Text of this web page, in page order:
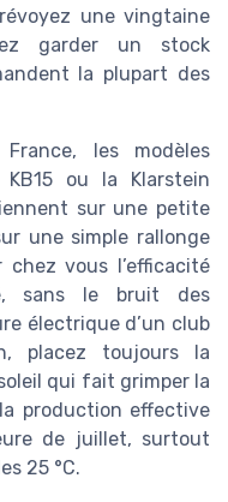
une vingtaine
garder un stock
la plupart des
les modèles
KB15 ou la Klarstein
sur une petite
une simple rallonge
chez vous l’efficacité
sans le bruit des
électrique d’un club
placez toujours la
qui fait grimper la
production effective
de juillet, surtout
25 °C.